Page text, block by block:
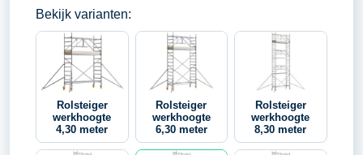
Bekijk varianten:
Rolsteiger
werkhoogte
4,30 meter
Rolsteiger
werkhoogte
6,30 meter
Rolsteiger
werkhoogte
8,30 meter